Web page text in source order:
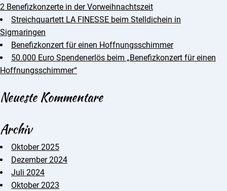
2 Benefizkonzerte in der Vorweihnachtszeit
Streichquartett LA FINESSE beim Stelldichein in
Sigmaringen
Benefizkonzert für einen Hoffnungsschimmer
50.000 Euro Spendenerlös beim „Benefizkonzert für einen
Hoffnungsschimmer“
Neueste Kommentare
Archiv
Oktober 2025
Dezember 2024
Juli 2024
Oktober 2023